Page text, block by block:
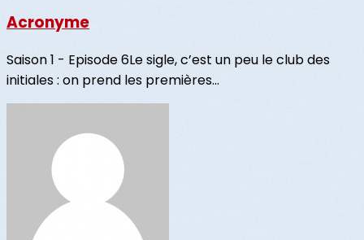
Acronyme
Saison 1 - Episode 6Le sigle, c’est un peu le club des
initiales : on prend les premières...